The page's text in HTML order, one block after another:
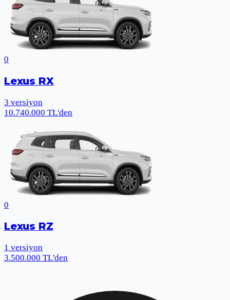
0
Lexus RX
3 versiyon
10.740.000 TL'den
0
Lexus RZ
1 versiyon
3.500.000 TL'den